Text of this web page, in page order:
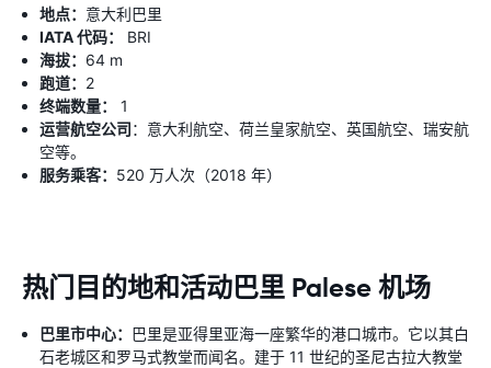
地点： 意大利巴里
IATA 代码：
BRI
海拔： 64 m
跑道： 2
终端数量：
1
运营航空公司：意大利航空、荷兰皇家航空、英国航空、瑞安航
空等。
服务乘客： 520 万人次（2018 年）
热门目的地和活动巴里 Palese 机场
巴里市中心： 巴里是亚得里亚海一座繁华的港口城市。它以其白
石老城区和罗马式教堂而闻名。建于 11 世纪的圣尼古拉大教堂